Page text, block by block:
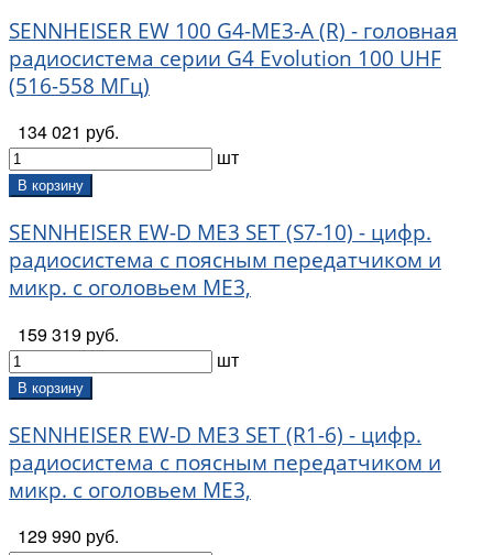
SENNHEISER EW 100 G4-ME3-A (R) - головная
радиосистема серии G4 Evolution 100 UHF
(516-558 МГц)
134 021 руб.
шт
В корзину
SENNHEISER EW-D ME3 SET (S7-10) - цифр.
радиосистема с поясным передатчиком и
микр. с оголовьем ME3,
159 319 руб.
шт
В корзину
SENNHEISER EW-D ME3 SET (R1-6) - цифр.
радиосистема с поясным передатчиком и
микр. с оголовьем ME3,
129 990 руб.